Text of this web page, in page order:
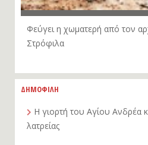
Φεύγει η χωματερή από τον
Στρόφιλα
ΔΗΜΟΦΙΛΗ
λατρείας